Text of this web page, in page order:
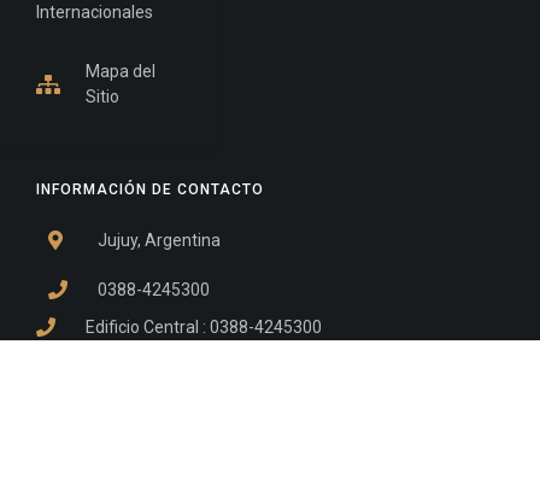
INFORMACIÓN DE CONTACTO
Jujuy, Argentina
0388-4245300
Edificio Central : 0388-4245300
Internacionales
Mapa del
Sitio